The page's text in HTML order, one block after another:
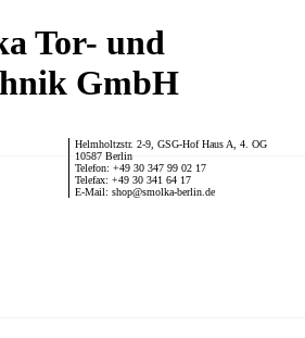
Tor- und
GmbH
Helmholtzstr. 2-9, GSG-Hof Haus A, 4. OG
10587 Berlin
Telefon: +49 30 347 99 02 17
Telefax: +49 30 341 64 17
E-Mail: shop@smolka-berlin.de